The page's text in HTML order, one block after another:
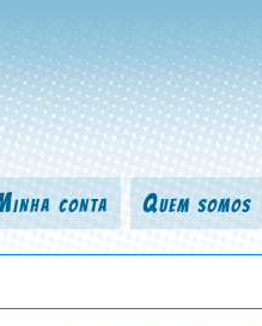
conta Quem somos
da revista, personagem, série,